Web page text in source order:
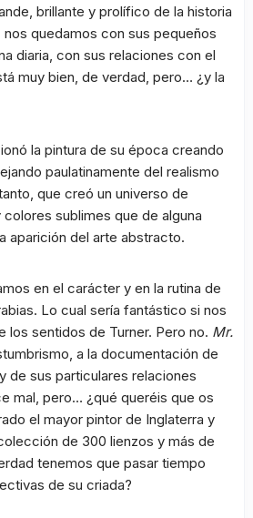
brillante y prolífico de la historia
nos quedamos con sus pequeños
diaria, con sus relaciones con el
muy bien, de verdad, pero… ¿y la
la pintura de su época creando
paulatinamente del realismo
que creó un universo de
sublimes que de alguna
aparición del arte abstracto.
en el carácter y en la rutina de
Lo cual sería fantástico si nos
los sentidos de Turner. Pero no. Mr.
a la documentación de
de sus particulares relaciones
mal, pero… ¿qué queréis que os
el mayor pintor de Inglaterra y
de 300 lienzos y más de
tenemos que pasar tiempo
de su criada?